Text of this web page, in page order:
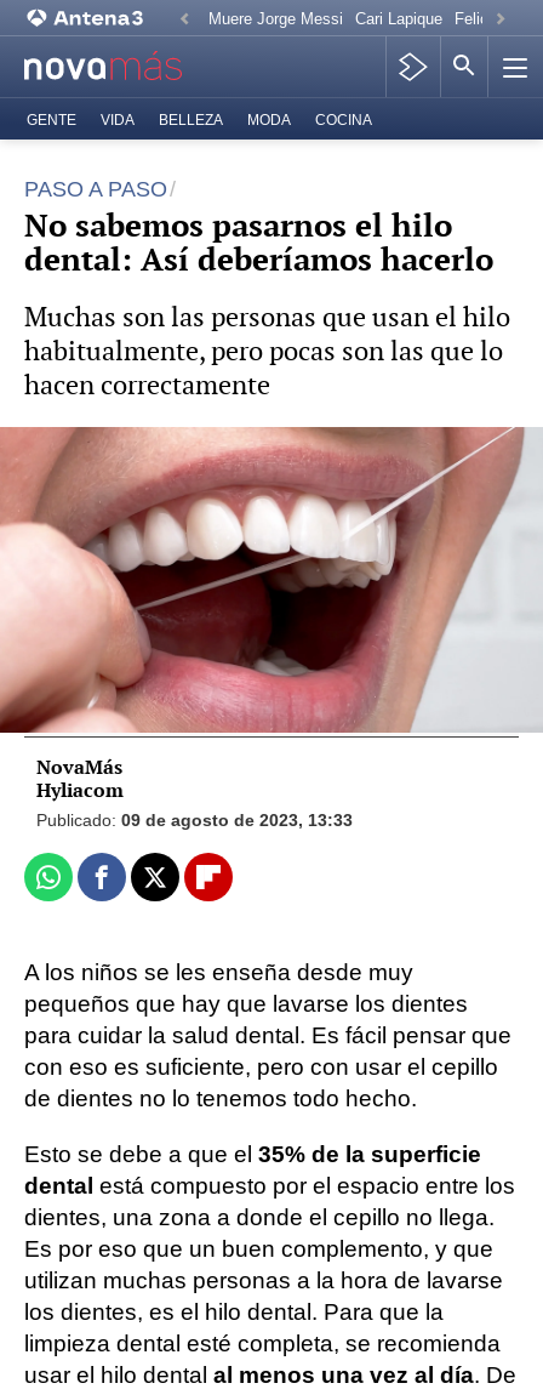
Muere Jorge Messi Cari Lapique Felicitación
GENTE VIDA BELLEZA MODA COCINA
PASO A PASO
No sabemos pasarnos el hilo
dental: Así deberíamos hacerlo
Muchas son las personas que usan el hilo
habitualmente, pero pocas son las que lo
hacen correctamente
Manchas blancas en los dientes: ¿Por qué
salen?
Hilo dental: El truco viral de Tik Tok para
acabar con el encrespamiento de tu
melena
NovaMás
Hyliacom
Publicado: 09 de agosto de 2023, 13:33
WhatsappFacebook
X Flipboard
A los niños se les enseña desde muy
pequeños que hay que lavarse los dientes
para cuidar la salud dental. Es fácil pensar que
con eso es suficiente, pero con usar el cepillo
de dientes no lo tenemos todo hecho.
Esto se debe a que el 35% de la superficie
dental está compuesto por el espacio entre los
dientes, una zona a donde el cepillo no llega.
Es por eso que un buen complemento, y que
utilizan muchas personas a la hora de lavarse
los dientes, es el hilo dental. Para que la
limpieza dental esté completa, se recomienda
usar el hilo dental al menos una vez al día. De